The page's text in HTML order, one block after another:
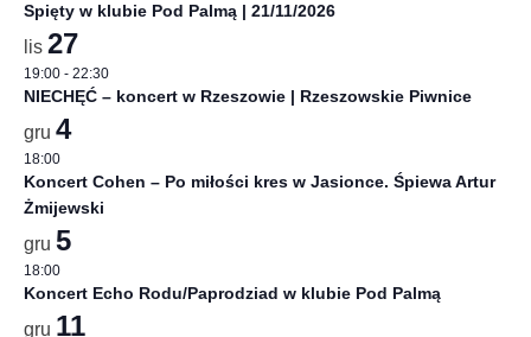
Spięty w klubie Pod Palmą | 21/11/2026
lis 27
19:00 - 22:30
NIECHĘĆ – koncert w Rzeszowie | Rzeszowskie Piwnice
gru 4
18:00
Koncert Cohen – Po miłości kres w Jasionce. Śpiewa Artur
Żmijewski
gru 5
18:00
Koncert Echo Rodu/Paprodziad w klubie Pod Palmą
gru 11